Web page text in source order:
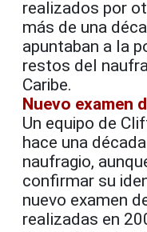
realizados por
más de una
apuntaban a la
restos del
Caribe.
Nuevo examen
Un equipo de
hace una
naufragio,
confirmar su
nuevo examen
realizadas en